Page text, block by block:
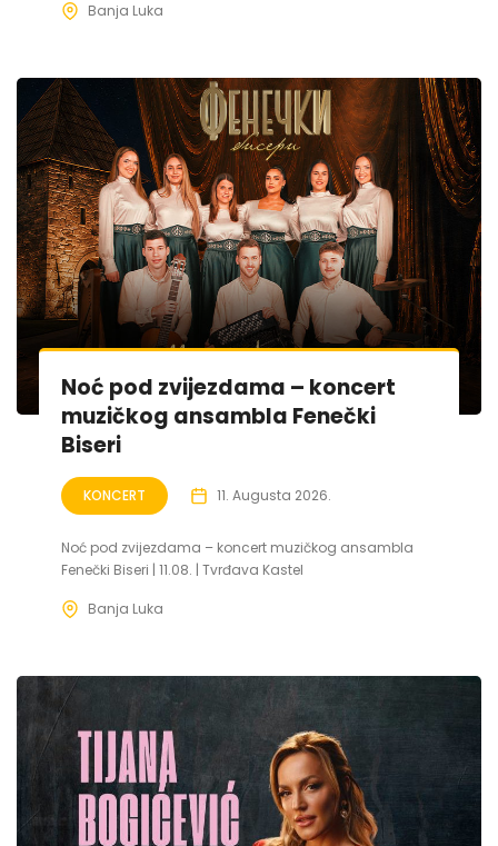
Banja Luka
Noć pod zvijezdama – koncert
muzičkog ansambla Fenečki
Biseri
KONCERT 11. Augusta 2026.
Noć pod zvijezdama – koncert muzičkog ansambla
Fenečki Biseri | 11.08. | Tvrđava Kastel
Banja Luka